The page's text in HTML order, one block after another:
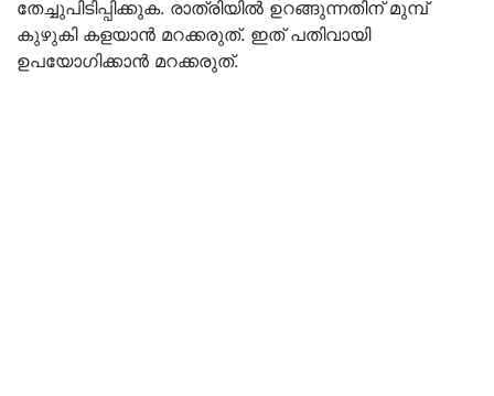
ഉപയോഗിക്കാന്‍ മറക്കരുത്.